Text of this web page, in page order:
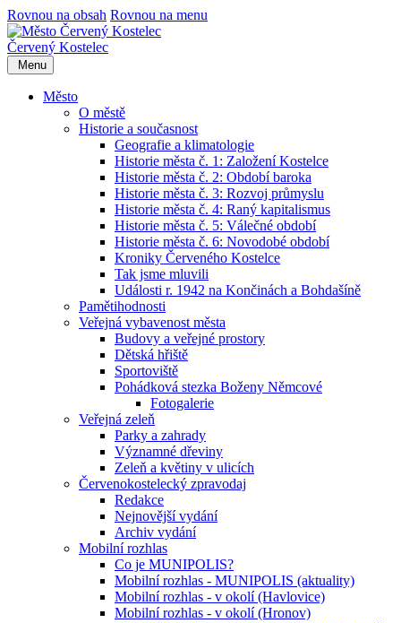
Rovnou na obsah Rovnou na menu
Červený Kostelec
Menu
Město
O městě
Historie a současnost
Geografie a klimatologie
Historie města č. 1: Založení Kostelce
Historie města č. 2: Období baroka
Historie města č. 3: Rozvoj průmyslu
Historie města č. 4: Raný kapitalismus
Historie města č. 5: Válečné období
Historie města č. 6: Novodobé období
Kroniky Červeného Kostelce
Tak jsme mluvili
Události r. 1942 na Končinách a Bohdašíně
Pamětihodnosti
Veřejná vybavenost města
Budovy a veřejné prostory
Dětská hřiště
Sportoviště
Pohádková stezka Boženy Němcové
Fotogalerie
Veřejná zeleň
Parky a zahrady
Významné dřeviny
Zeleň a květiny v ulicích
Červenokostelecký zpravodaj
Redakce
Nejnovější vydání
Archiv vydání
Mobilní rozhlas
Co je MUNIPOLIS?
Mobilní rozhlas - MUNIPOLIS (aktuality)
Mobilní rozhlas - v okolí (Havlovice)
Mobilní rozhlas - v okolí (Hronov)